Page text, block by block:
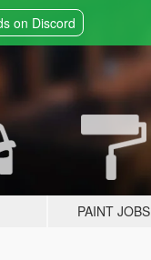
on Discord
PAINT JOBS